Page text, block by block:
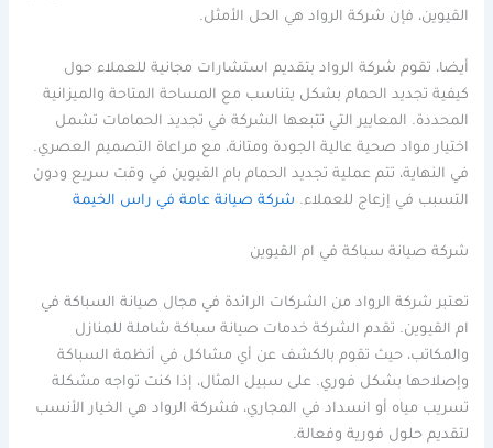
القيوين، فإن شركة الرواد هي الحل الأمثل.
أيضا، تقوم شركة الرواد بتقديم استشارات مجانية للعملاء حول
كيفية تجديد الحمام بشكل يتناسب مع المساحة المتاحة والميزانية
المحددة. المعايير التي تتبعها الشركة في تجديد الحمامات تشمل
اختيار مواد صحية عالية الجودة ومتانة، مع مراعاة التصميم العصري.
في النهاية، تتم عملية تجديد الحمام بام القيوين في وقت سريع ودون
التسبب في إزعاج للعملاء. شركة صيانة عامة في راس الخيمة
شركة صيانة سباكة في ام القيوين
تعتبر شركة الرواد من الشركات الرائدة في مجال صيانة السباكة في
ام القيوين. تقدم الشركة خدمات صيانة سباكة شاملة للمنازل
والمكاتب، حيث تقوم بالكشف عن أي مشاكل في أنظمة السباكة
وإصلاحها بشكل فوري. على سبيل المثال، إذا كنت تواجه مشكلة
تسريب مياه أو انسداد في المجاري، فشركة الرواد هي الخيار الأنسب
لتقديم حلول فورية وفعالة.